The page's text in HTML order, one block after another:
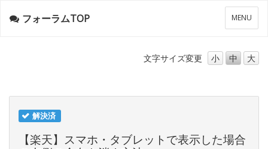
メ
ニ
ー
MENU
フォーラムTOP
文字サイズ変更 小 中 大
解決済
【楽天】スマホ・タブレットで表示した場合